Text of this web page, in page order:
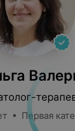
• Первая